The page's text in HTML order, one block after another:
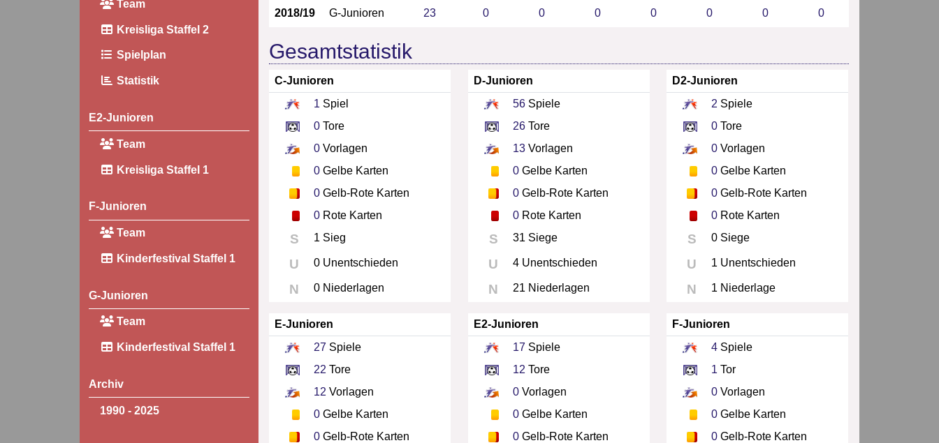
Team
Kreisliga Staffel 2
Spielplan
Statistik
E2-Junioren
Team
Kreisliga Staffel 1
F-Junioren
Team
Kinderfestival Staffel 1
G-Junioren
Team
Kinderfestival Staffel 1
Archiv
1990 - 2025
2018/19 G-Junioren 23 0 0 0 0 0 0 0
Gesamtstatistik
C-Junioren
1 Spiel
0 Tore
0 Vorlagen
0 Gelbe Karten
0 Gelb-Rote Karten
0 Rote Karten
S 1 Sieg
U 0 Unentschieden
N 0 Niederlagen
D-Junioren
56Spiele
26Tore
13Vorlagen
0Gelbe Karten
0Gelb-Rote Karten
0Rote Karten
S 31 Siege
U 4 Unentschieden
N 21 Niederlagen
D2-Junioren
2 Spiele
0 Tore
0 Vorlagen
0 Gelbe Karten
0 Gelb-Rote Karten
0 Rote Karten
S 0 Siege
U 1 Unentschieden
N 1 Niederlage
E-Junioren
27 Spiele
22 Tore
12 Vorlagen
0 Gelbe Karten
0 Gelb-Rote Karten
E2-Junioren
17 Spiele
12 Tore
0Vorlagen
0Gelbe Karten
0Gelb-Rote Karten
F-Junioren
4 Spiele
1 Tor
0 Vorlagen
0 Gelbe Karten
0 Gelb-Rote Karten